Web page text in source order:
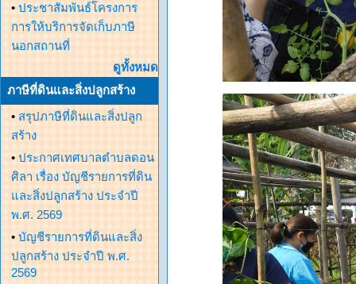
• ประชาสัมพันธ์โครงการ
การให้บริการจัดเก็บภาษี
นอกสถานที่
ดูทั้งหมด
ภาษีที่ดินและสิ่งปลูกสร้าง
• สรุปภาษีที่ดินและสิ่งปลูก
สร้าง
• ประกาศเทศบาลตำบลดอน
ศิลา เรื่อง บัญชีรายการที่ดิน
และสิ่งปลูกสร้าง ประจำปี
พ.ศ. 2569
• บัญชีรายการที่ดินและสิ่ง
ปลูกสร้าง ประจำปี พ.ศ.
2569